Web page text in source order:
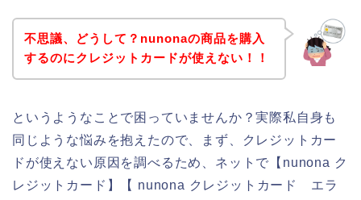
不思議、どうして？nunonaの商品を購入
するのにクレジットカードが使えない！！
というようなことで困っていませんか？実際私自身も
同じような悩みを抱えたので、まず、クレジットカー
ドが使えない原因を調べるため、ネットで【nunona ク
レジットカード】【 nunona クレジットカード エラ